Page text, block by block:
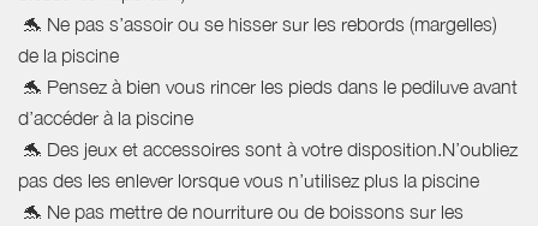
🐬 Ne pas s’assoir ou se hisser sur les rebords (margelles)
de la piscine
🐬 Pensez à bien vous rincer les pieds dans le pediluve avant
d’accéder à la piscine
🐬 Des jeux et accessoires sont à votre disposition.N’oubliez
pas des les enlever lorsque vous n’utilisez plus la piscine
🐬 Ne pas mettre de nourriture ou de boissons sur les